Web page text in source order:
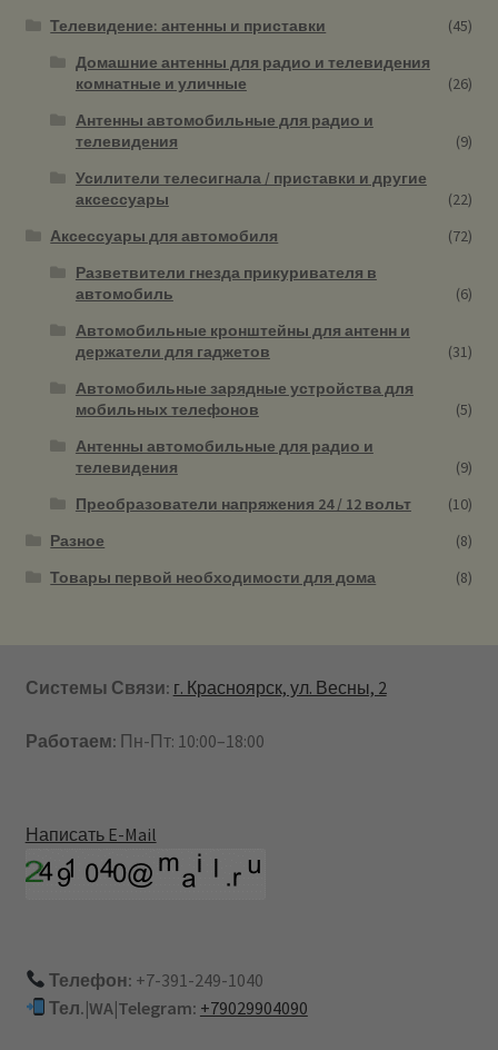
Телевидение: антенны и приставки
(45)
Домашние антенны для радио и телевидения
комнатные и уличные
(26)
Антенны автомобильные для радио и
телевидения
(9)
Усилители телесигнала / приставки и другие
аксессуары
(22)
Аксессуары для автомобиля
(72)
Разветвители гнезда прикуривателя в
автомобиль
(6)
Автомобильные кронштейны для антенн и
держатели для гаджетов
(31)
Автомобильные зарядные устройства для
мобильных телефонов
(5)
Антенны автомобильные для радио и
телевидения
(9)
Преобразователи напряжения 24 / 12 вольт
(10)
Разное
(8)
Товары первой необходимости для дома
(8)
Системы Связи: г. Красноярск, ул. Весны, 2
Работаем: Пн-Пт: 10:00–18:00
Написать E-Mail
Телефон: +7-391-249-1040
Тел.|WA|Telegram: +79029904090